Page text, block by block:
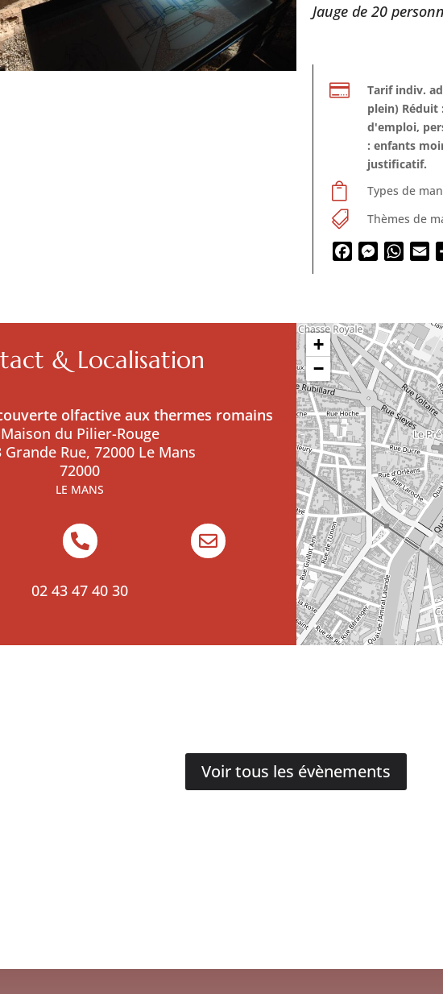
Jauge de 20

Tarif indiv.
plein) Réduit
d'emploi,
: enfants
justificatif.
 Types de
 Thèmes de
Facebook
& Localisation
olfactive aux thermes romains
Maison du Pilier-Rouge
Grande Rue, 72000 Le Mans
72000
LE MANS

02 43 47 40 30

+
−
Voir tous les évènements